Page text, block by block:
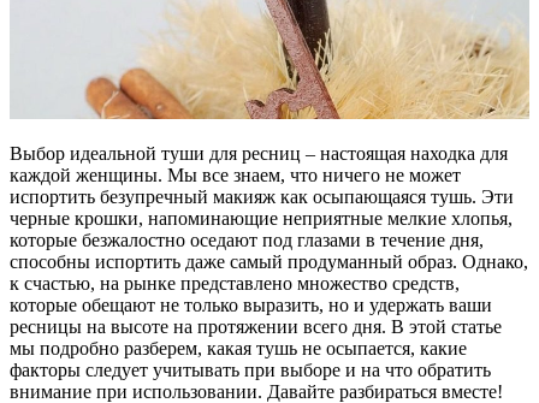
Выбор идеальной туши для ресниц – настоящая находка для
каждой женщины. Мы все знаем, что ничего не может
испортить безупречный макияж как осыпающаяся тушь. Эти
черные крошки, напоминающие неприятные мелкие хлопья,
которые безжалостно оседают под глазами в течение дня,
способны испортить даже самый продуманный образ. Однако,
к счастью, на рынке представлено множество средств,
которые обещают не только выразить, но и удержать ваши
ресницы на высоте на протяжении всего дня. В этой статье
мы подробно разберем, какая тушь не осыпается, какие
факторы следует учитывать при выборе и на что обратить
внимание при использовании. Давайте разбираться вместе!